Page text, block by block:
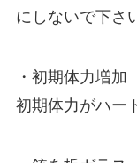
にしないで下さ
・初期体力増加
初期体力がハー